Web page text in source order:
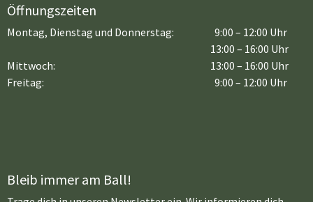
Öffnungszeiten
Montag, Dienstag und Donnerstag:
9:00 – 12:00 Uhr
13:00 – 16:00 Uhr
Mittwoch:
Freitag:
13:00 – 16:00 Uhr
9:00 – 12:00 Uhr
Bleib immer am Ball!